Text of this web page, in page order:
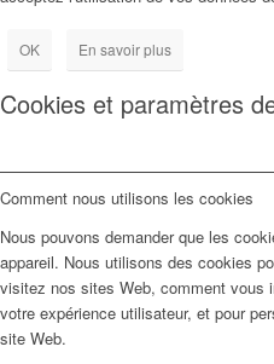
OK En savoir plus
Cookies et paramètres
Comment nous utilisons les cookies
Nous pouvons demander que les
appareil. Nous utilisons des cookies
visitez nos sites Web, comment vous
votre expérience utilisateur, et pour
site Web.